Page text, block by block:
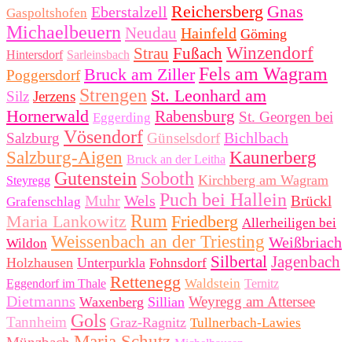
Gaspoltshofen Eberstalzell Reichersberg Gnas
Michaelbeuern Neudau Hainfeld Göming
Hintersdorf Sarleinsbach Strau Fußach Winzendorf
Poggersdorf Bruck am Ziller Fels am Wagram
Silz Jerzens Strengen St. Leonhard am
Hornerwald Eggerding Rabensburg St. Georgen bei
Salzburg Vösendorf Günselsdorf Bichlbach
Salzburg-Aigen Bruck an der Leitha Kaunerberg
Steyregg Gutenstein Soboth Kirchberg am Wagram
Grafenschlag Muhr Wels Puch bei Hallein Brückl
Maria Lankowitz Rum Friedberg Allerheiligen bei
Wildon Weissenbach an der Triesting Weißbriach
Holzhausen Unterpurkla Fohnsdorf Silbertal Jagenbach
Eggendorf im Thale Rettenegg Waldstein Ternitz
Dietmanns Waxenberg Sillian Weyregg am Attersee
Tannheim Gols Graz-Ragnitz Tullnerbach-Lawies